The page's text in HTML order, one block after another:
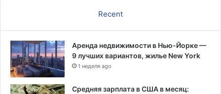
Recent
Аренда недвижимости в Нью-Йорке —
9 лучших вариантов, жилье New York
1 неделя ago
Средняя зарплата в США в месяц: